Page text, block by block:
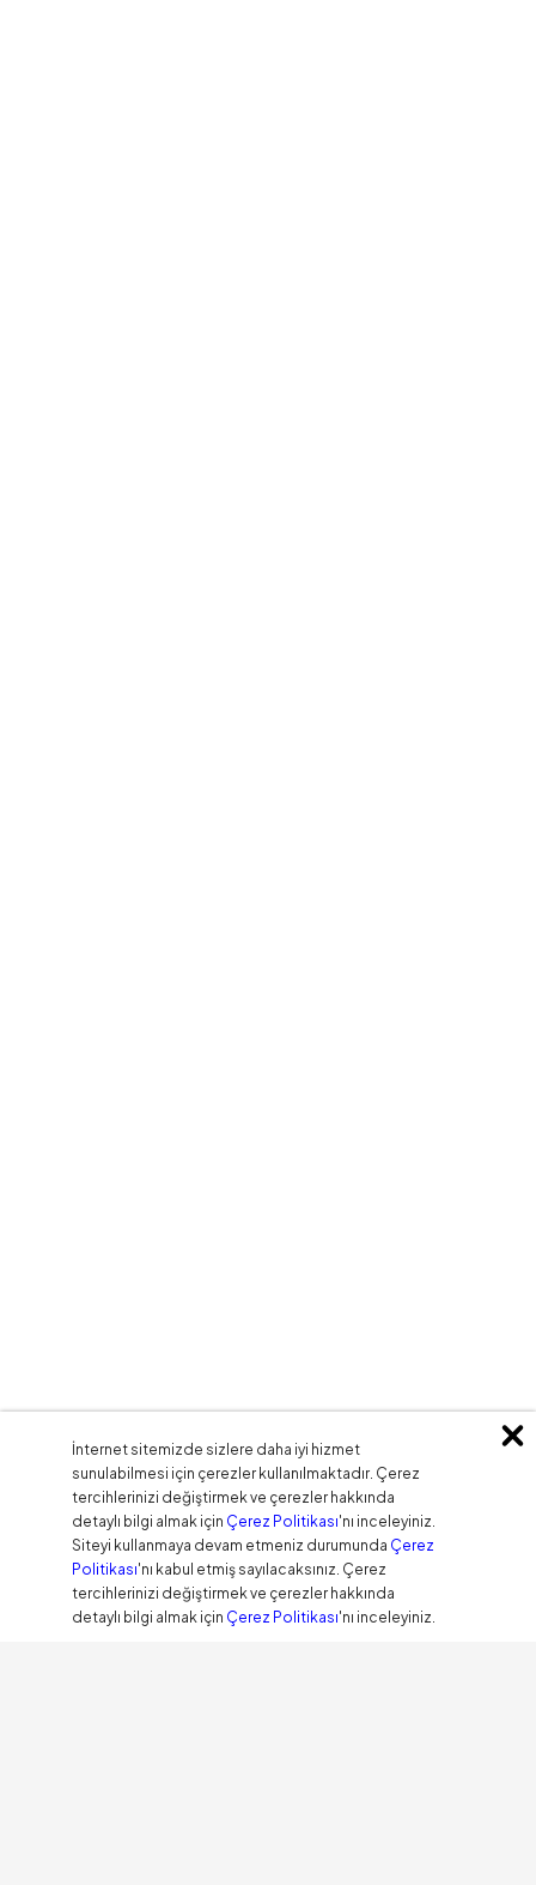
İnternet sitemizde sizlere daha iyi hizmet
sunulabilmesi için çerezler kullanılmaktadır. Çerez
tercihlerinizi değiştirmek ve çerezler hakkında
detaylı bilgi almak için Çerez Politikası'nı inceleyiniz.
Siteyi kullanmaya devam etmeniz durumunda Çerez
Politikası'nı kabul etmiş sayılacaksınız. Çerez
tercihlerinizi değiştirmek ve çerezler hakkında
detaylı bilgi almak için Çerez Politikası'nı inceleyiniz.